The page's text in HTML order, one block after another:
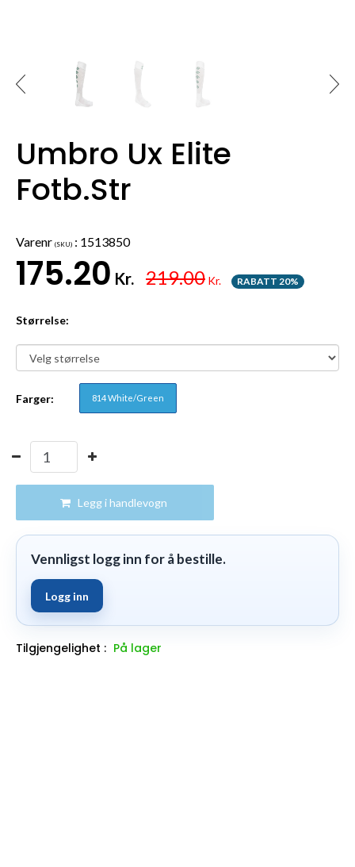
Umbro Ux Elite
Fotb.Str
Varenr (SKU) : 1513850
175.20 Kr. 219.00 Kr. RABATT 20%
Størrelse:
Farger: 814 White/Green
Legg i handlevogn
Vennligst logg inn for å bestille.
Logg inn
Tilgjengelighet : På lager